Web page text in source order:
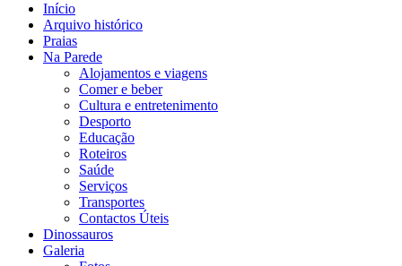
Início
Arquivo histórico
Praias
Na Parede
Alojamentos e viagens
Comer e beber
Cultura e entretenimento
Desporto
Educação
Roteiros
Saúde
Serviços
Transportes
Contactos Úteis
Dinossauros
Galeria